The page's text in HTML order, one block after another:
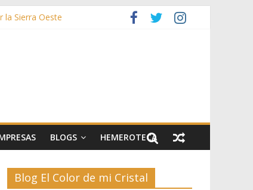
la Sierra Oeste
BLOGS HEMEROTECA
Blog El Color de mi Cristal